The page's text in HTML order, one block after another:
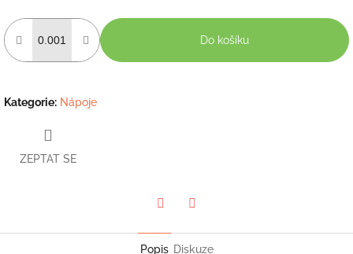
Do košíku
Kategorie: Nápoje
ZEPTAT SE
Popis Diskuze